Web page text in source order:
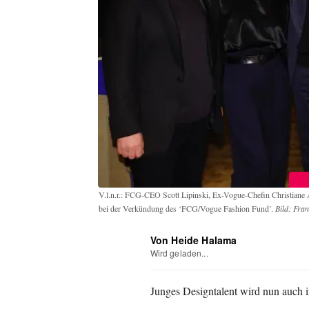
V.l.n.r.: FCG-CEO Scott Lipinski, Ex-Vogue-Chefin
bei der Verkündung des ‘FCG/Vogue Fashion Fund’. Bild:
Von Heide Halama
Wird geladen...
Junges Designtalent wird nun auch